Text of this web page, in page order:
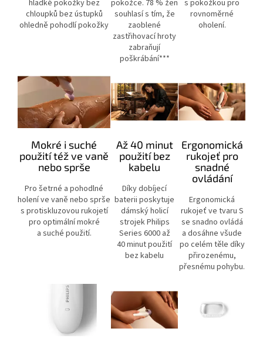
hladké pokožky bez
chloupků bez ústupků
ohledně pohodlí pokožky
pokožce. 78 % žen
souhlasí s tím, že
zaoblené
zastřihovací hroty
zabraňují
poškrábání***
s pokožkou pro
rovnoměrné
oholení.
Mokré i suché
použití též ve vaně
nebo sprše
Pro šetrné a pohodlné
holení ve vaně nebo sprše
s protiskluzovou rukojetí
pro optimální mokré
a suché použití.
Až 40 minut
použití bez
kabelu
Díky dobíjecí
baterii poskytuje
dámský holicí
strojek Philips
Series 6000 až
40 minut použití
bez kabelu
Ergonomická
rukojeť pro
snadné
ovládání
Ergonomická
rukojeť ve tvaru S
se snadno ovládá
a dosáhne všude
po celém těle díky
přirozenému,
přesnému pohybu.